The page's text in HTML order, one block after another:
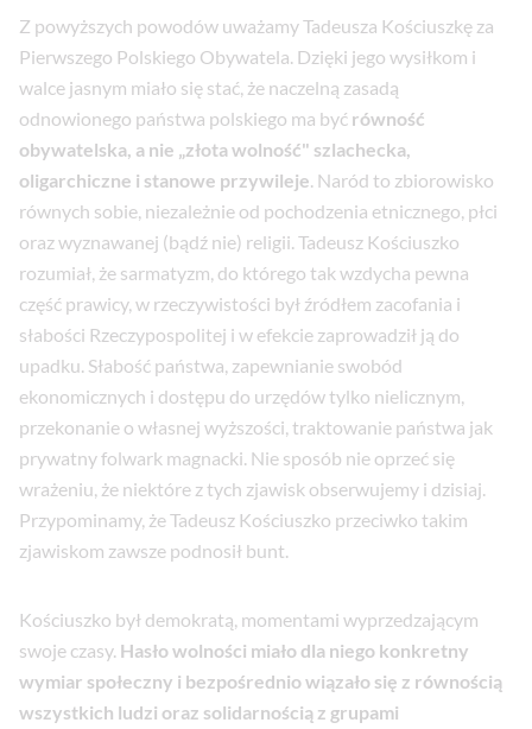
Z powyższych powodów uważamy Tadeusza Kościuszkę za
Pierwszego Polskiego Obywatela. Dzięki jego wysiłkom i
walce jasnym miało się stać, że naczelną zasadą
odnowionego państwa polskiego ma być równość
obywatelska, a nie „złota wolność" szlachecka,
oligarchiczne i stanowe przywileje. Naród to zbiorowisko
równych sobie, niezależnie od pochodzenia etnicznego, płci
oraz wyznawanej (bądź nie) religii. Tadeusz Kościuszko
rozumiał, że sarmatyzm, do którego tak wzdycha pewna
część prawicy, w rzeczywistości był źródłem zacofania i
słabości Rzeczypospolitej i w efekcie zaprowadził ją do
upadku. Słabość państwa, zapewnianie swobód
ekonomicznych i dostępu do urzędów tylko nielicznym,
przekonanie o własnej wyższości, traktowanie państwa jak
prywatny folwark magnacki. Nie sposób nie oprzeć się
wrażeniu, że niektóre z tych zjawisk obserwujemy i dzisiaj.
Przypominamy, że Tadeusz Kościuszko przeciwko takim
zjawiskom zawsze podnosił bunt.
Kościuszko był demokratą, momentami wyprzedzającym
swoje czasy. Hasło wolności miało dla niego konkretny
wymiar społeczny i bezpośrednio wiązało się z równością
wszystkich ludzi oraz solidarnością z grupami